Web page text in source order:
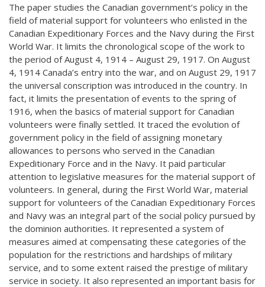
The paper studies the Canadian government’s policy in the
field of material support for volunteers who enlisted in the
Canadian Expeditionary Forces and the Navy during the First
World War. It limits the chronological scope of the work to
the period of August 4, 1914 – August 29, 1917. On August
4, 1914 Canada’s entry into the war, and on August 29, 1917
the universal conscription was introduced in the country. In
fact, it limits the presentation of events to the spring of
1916, when the basics of material support for Canadian
volunteers were finally settled. It traced the evolution of
government policy in the field of assigning monetary
allowances to persons who served in the Canadian
Expeditionary Force and in the Navy. It paid particular
attention to legislative measures for the material support of
volunteers. In general, during the First World War, material
support for volunteers of the Canadian Expeditionary Forces
and Navy was an integral part of the social policy pursued by
the dominion authorities. It represented a system of
measures aimed at compensating these categories of the
population for the restrictions and hardships of military
service, and to some extent raised the prestige of military
service in society. It also represented an important basis for